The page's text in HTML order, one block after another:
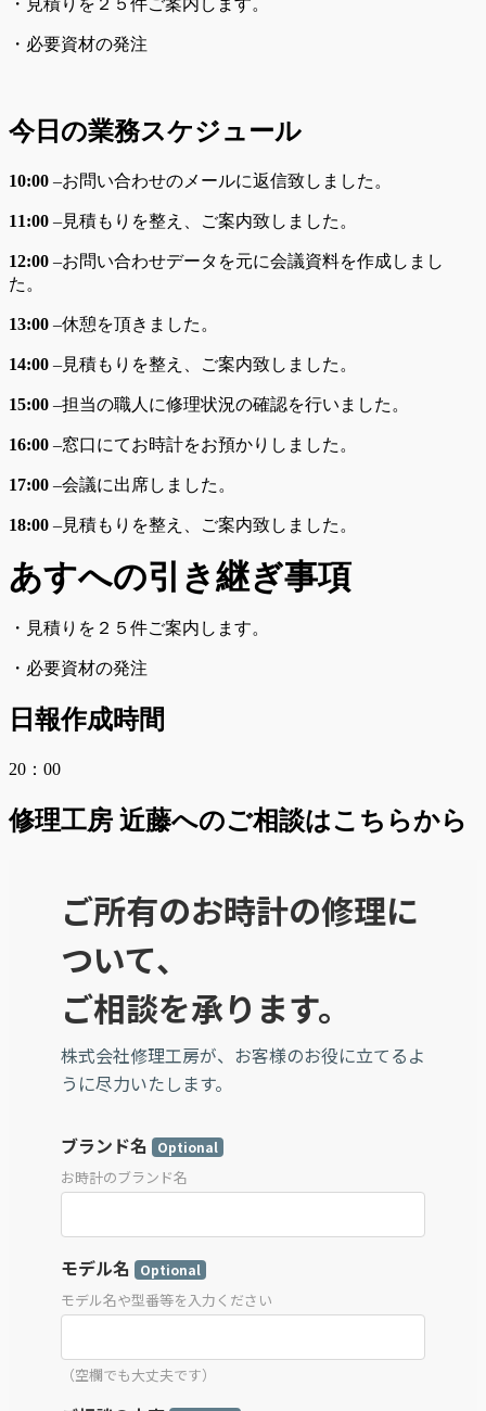
・必要資材の発注
今日の業務スケジュール
10:00 –お問い合わせのメールに返信致しました。
11:00 –見積もりを整え、ご案内致しました。
12:00 –お問い合わせデータを元に会議資料を作成しまし
た。
13:00 –休憩を頂きました。
14:00 –見積もりを整え、ご案内致しました。
15:00 –担当の職人に修理状況の確認を行いました。
16:00 –窓口にてお時計をお預かりしました。
17:00 –会議に出席しました。
18:00 –見積もりを整え、ご案内致しました。
あすへの引き継ぎ事項
・見積りを２５件ご案内します。
・必要資材の発注
日報作成時間
20：00
修理工房 近藤へのご相談はこちらから